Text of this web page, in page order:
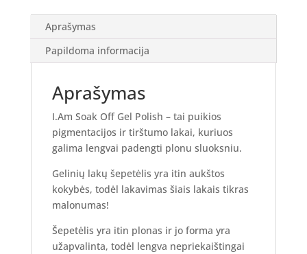
Aprašymas
Papildoma informacija
Aprašymas
I.Am Soak Off Gel Polish – tai puikios
pigmentacijos ir tirštumo lakai, kuriuos
galima lengvai padengti plonu sluoksniu.
Gelinių lakų šepetėlis yra itin aukštos
kokybės, todėl lakavimas šiais lakais tikras
malonumas!
Šepetėlis yra itin plonas ir jo forma yra
užapvalinta, todėl lengva nepriekaištingai